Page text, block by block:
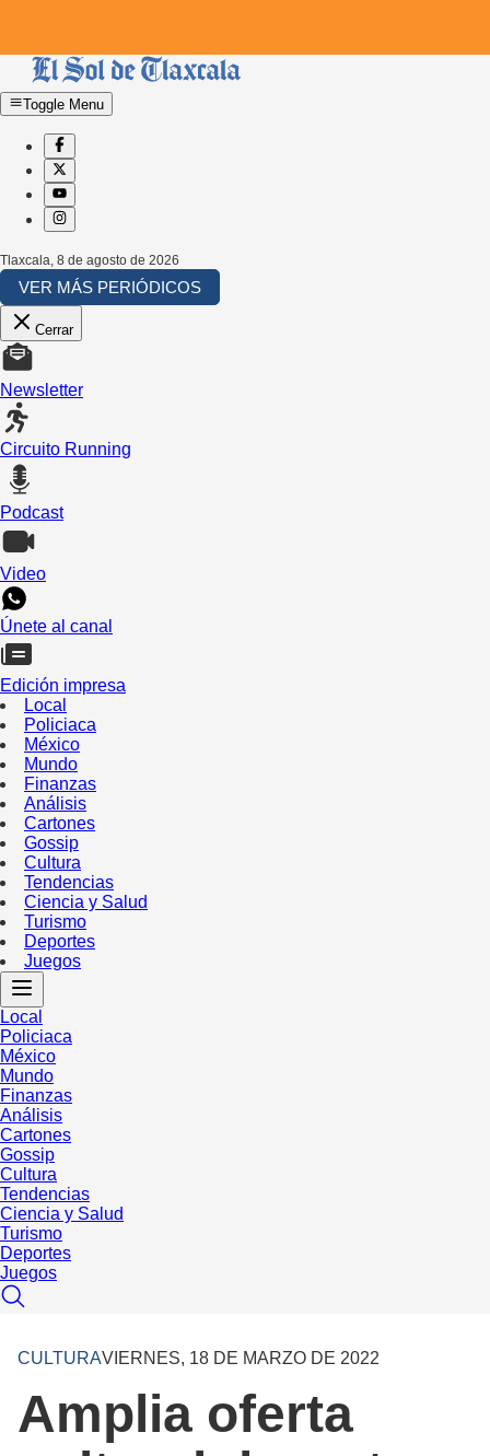
Toggle Menu
Tlaxcala 8 de agosto de 2026
VER MÁS PERIÓDICOS
Cerrar
Newsletter
Circuito Running
Podcast
Video
Únete al canal
Edición impresa
Local
Policiaca
México
Mundo
Finanzas
Análisis
Cartones
Gossip
Cultura
Tendencias
Ciencia y Salud
Turismo
Deportes
Juegos
Local
Policiaca
México
Mundo
Finanzas
Análisis
Cartones
Gossip
Cultura
Tendencias
Ciencia y Salud
Turismo
Deportes
Juegos
CULTURAVIERNES, 18 DE MARZO DE 2022
Amplia oferta